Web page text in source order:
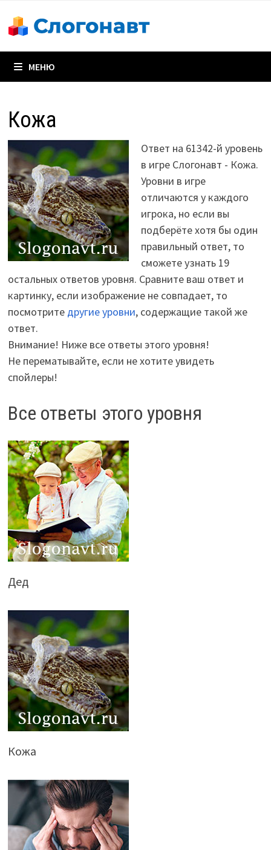
содержимому
МЕНЮ
Кожа
Ответ на 61342-й уровень
в игре Слогонавт - Кожа.
Уровни в игре
отличаются у каждого
игрока, но если вы
подберёте хотя бы один
правильный ответ, то
сможете узнать 19
остальных ответов уровня. Сравните ваш ответ и
картинку, если изображение не совпадает, то
посмотрите другие уровни, содержащие такой же
ответ.
Внимание! Ниже все ответы этого уровня!
Не перематывайте, если не хотите увидеть
спойлеры!
Все ответы этого уровня
Дед
Кожа